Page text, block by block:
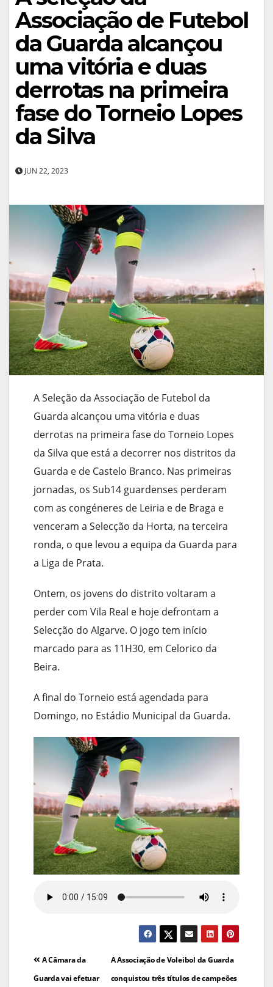
Associação de Futebol
da Guarda alcançou
uma vitória e duas
derrotas na primeira
fase do Torneio Lopes
da Silva
JUN 22, 2023
A Seleção da Associação de Futebol da
Guarda alcançou uma vitória e duas
derrotas na primeira fase do Torneio Lopes
da Silva que está a decorrer nos distritos da
Guarda e de Castelo Branco. Nas primeiras
jornadas, os Sub14 guardenses perderam
com as congéneres de Leiria e de Braga e
venceram a Selecção da Horta, na terceira
ronda, o que levou a equipa da Guarda para
a Liga de Prata.
Ontem, os jovens do distrito voltaram a
perder com Vila Real e hoje defrontam a
Selecção do Algarve. O jogo tem início
marcado para as 11H30, em Celorico da
Beira.
A final do Torneio está agendada para
Domingo, no Estádio Municipal da Guarda.
NavegaçãoA Associação de Voleibol da Guarda
conquistou três títulos de campeões
A Câmara da
Guarda vai efetuar